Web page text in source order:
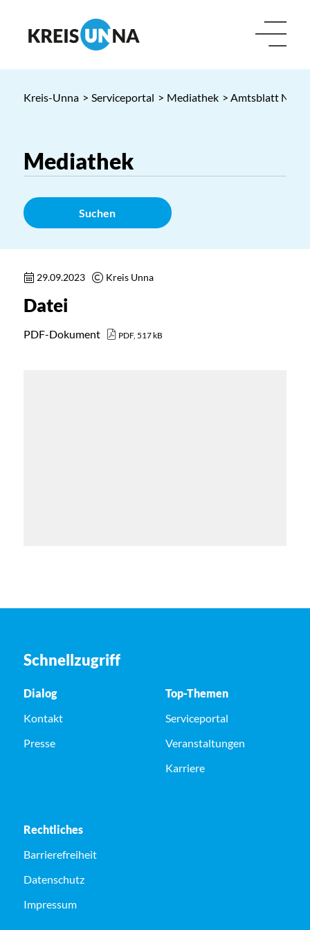
Kreis-Unna > Serviceportal > Mediathek > Amtsblatt Nr. 42
Suchen
29.09.2023 Kreis Unna
Datei
PDF-Dokument PDF, 517 kB
Schnellzugriff
Dialog
Kontakt
Presse
Top-Themen
Serviceportal
Veranstaltungen
Karriere
Rechtliches
Barrierefreiheit
Datenschutz
Impressum